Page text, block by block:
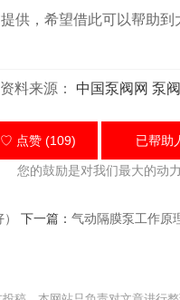
，希望借此可以帮助到
料来源： 中国泵阀网 泵
♡ 点赞 (109) 已帮助
您的鼓励是对我们最大的动力
下一篇： 气动隔膜泵工作原